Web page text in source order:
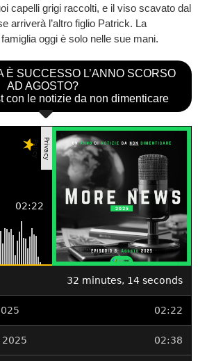
capelli grigi raccolti, e il viso scavato dal
arriverà l’altro figlio Patrick. La
oggi è solo nelle sue mani.
È SUCCESSO L’ANNO SCORSO
AD AGOSTO?
con le notizie da non dimenticare